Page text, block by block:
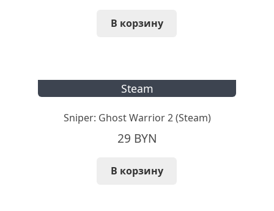
В корзину
Steam
Sniper: Ghost Warrior 2 (Steam)
29 BYN
В корзину